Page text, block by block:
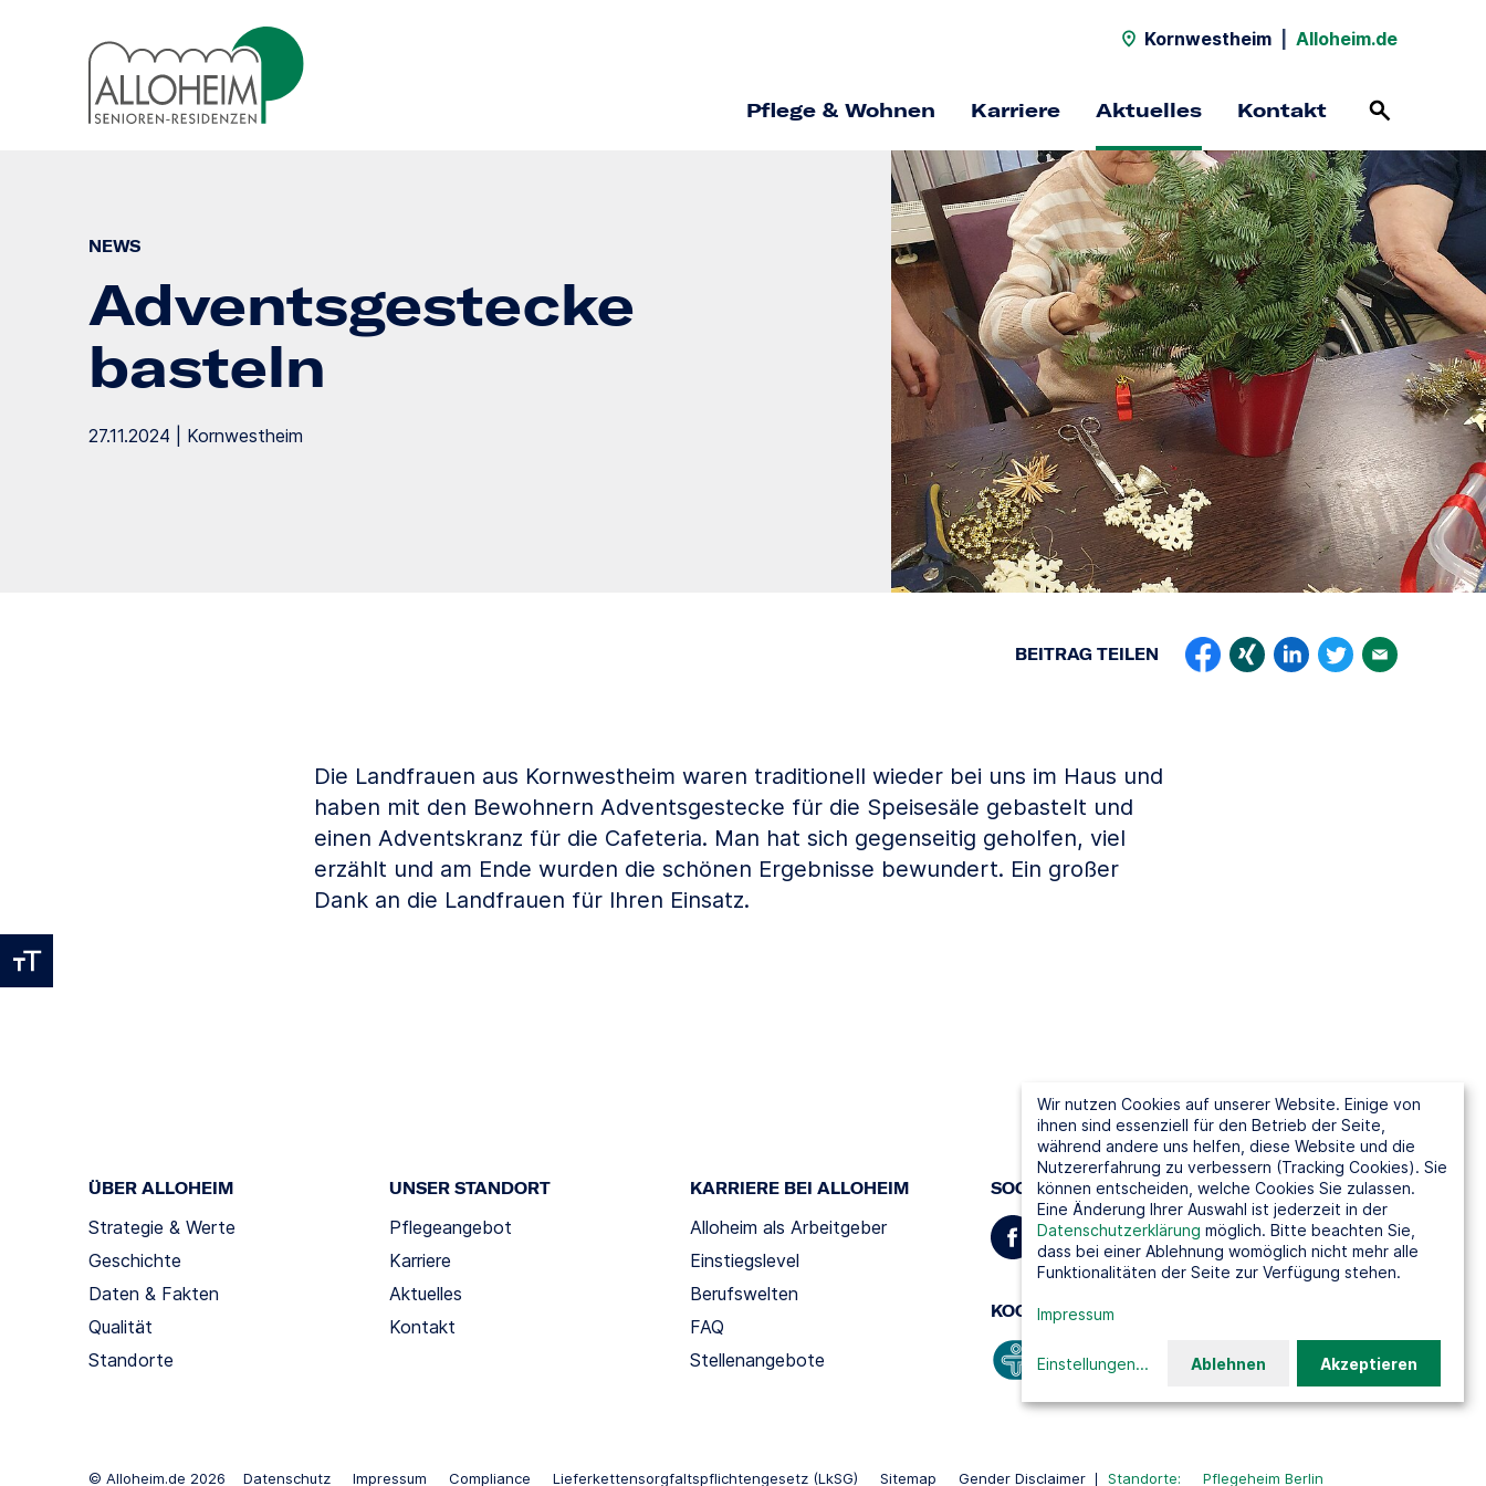
Kornwestheim Alloheim.de
Pflege & Wohnen Karriere Aktuelles Kontakt
NEWS
Adventsgestecke
basteln
27.11.2024 | Kornwestheim
BEITRAG TEILEN
Die Landfrauen aus Kornwestheim waren traditionell wieder bei uns im Haus und
haben mit den Bewohnern Adventsgestecke für die Speisesäle gebastelt und
einen Adventskranz für die Cafeteria. Man hat sich gegenseitig geholfen, viel
erzählt und am Ende wurden die schönen Ergebnisse bewundert. Ein großer
Dank an die Landfrauen für Ihren Einsatz.
ÜBER ALLOHEIM
Strategie & Werte
Geschichte
Daten & Fakten
Qualität
Standorte
UNSER STANDORT
Pflegeangebot
Karriere
Aktuelles
Kontakt
KARRIERE BEI ALLOHEIM
Alloheim als Arbeitgeber
Einstiegslevel
Berufswelten
FAQ
Stellenangebote
SOCIAL MEDIA
KOOPERATIONSPARTNER
© Alloheim.de 2026 Datenschutz Impressum Compliance Lieferkettensorgfaltspflichtengesetz (LkSG) Sitemap Gender Disclaimer Standorte: Pflegeheim Berlin
Wir nutzen Cookies auf unserer Website. Einige von
ihnen sind essenziell für den Betrieb der Seite,
während andere uns helfen, diese Website und die
Nutzererfahrung zu verbessern (Tracking Cookies). Sie
können entscheiden, welche Cookies Sie zulassen.
Eine Änderung Ihrer Auswahl ist jederzeit in der
Datenschutzerklärung möglich. Bitte beachten Sie,
dass bei einer Ablehnung womöglich nicht mehr alle
Funktionalitäten der Seite zur Verfügung stehen.
Impressum
Einstellungen... Ablehnen Akzeptieren